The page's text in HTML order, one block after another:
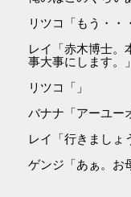
リツコ「もう・・
レイ「赤木博士。
事大事にします。
リツコ「」
バナナ「アーユー
レイ「行きましょ
ゲンジ「あぁ。お